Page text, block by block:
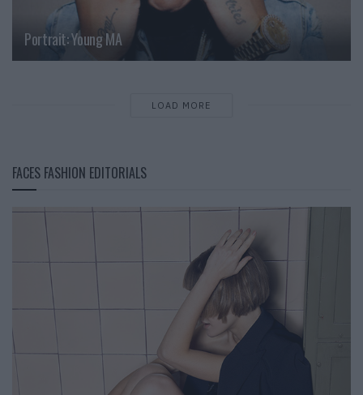
Portrait: Young MA
LOAD MORE
FACES FASHION EDITORIALS